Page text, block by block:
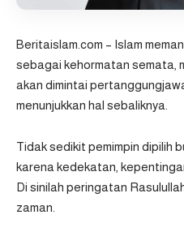
Beritaislam.com – Islam
sebagai kehormatan semata,
akan dimintai
menunjukkan hal sebaliknya.
Tidak sedikit pemimpin dipilih
karena kedekatan,
Di sinilah peringatan
zaman.